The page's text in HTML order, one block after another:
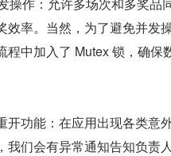
效率。当然，为了避免并发
程中加入了 Mutex 锁，确保
开功能：在应用出现各类意
我们会有异常通知告知负责